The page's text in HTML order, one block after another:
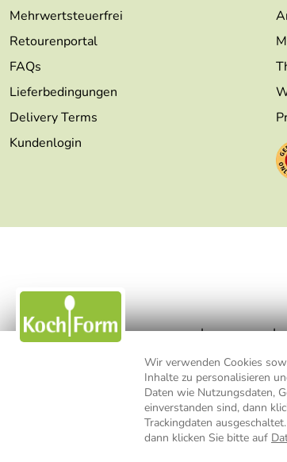
Wir verwenden Cookies
Inhalte zu personalisieren
Daten wie Nutzungsdaten,
einverstanden sind, dann
Trackingdaten
dann klicken Sie bitte auf
Mehrwertsteuerfrei
Retourenportal
FAQs
Lieferbedingungen
Delivery Terms
Kundenlogin
Impressum
* Alle